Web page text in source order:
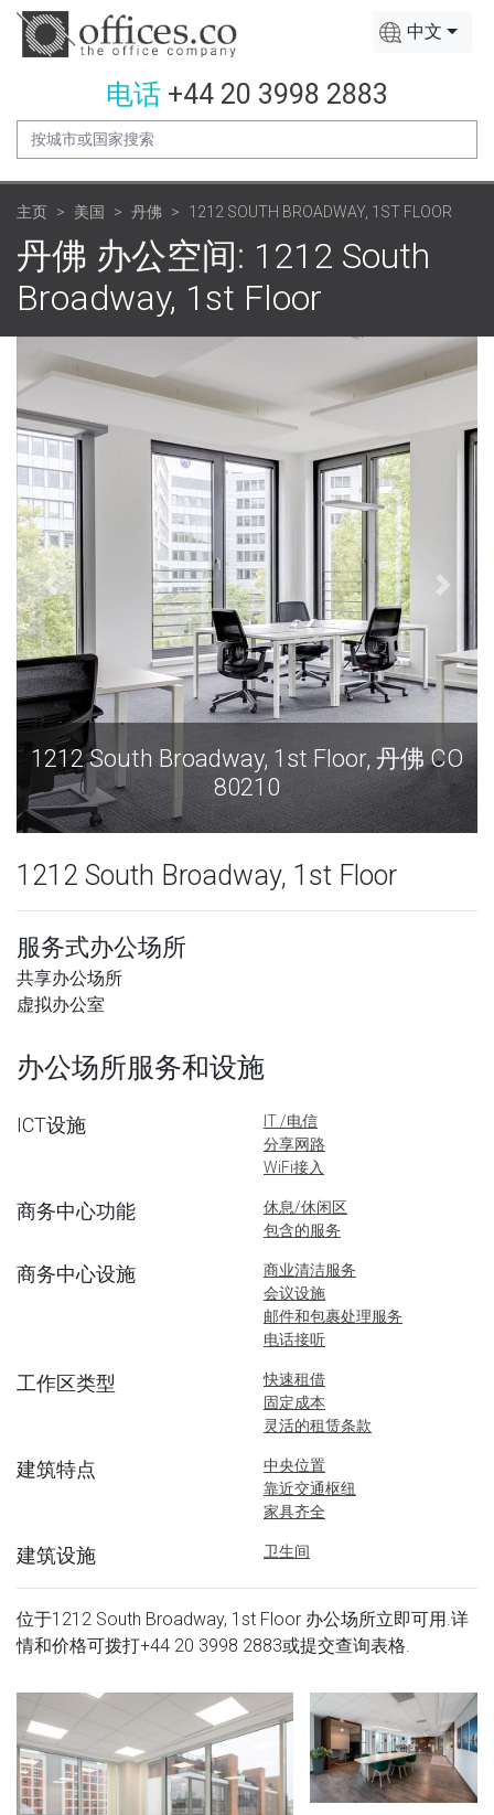
中文
电话 +44 20 3998 2883
主页 美国 丹佛 1212 SOUTH BROADWAY, 1ST FLOOR
丹佛 办公空间: 1212 South
Broadway, 1st Floor
1212 South Broadway, 1st Floor, 丹佛 CO
80210
1212 South Broadway, 1st Floor
服务式办公场所
共享办公场所
虚拟办公室
办公场所服务和设施
ICT设施
IT /电信
分享网路
WiFi接入
商务中心功能
休息/休闲区
包含的服务
商务中心设施
商业清洁服务
会议设施
邮件和包裹处理服务
电话接听
工作区类型
快速租借
固定成本
灵活的租赁条款
建筑特点
中央位置
靠近交通枢纽
家具齐全
建筑设施 卫生间
位于1212 South Broadway, 1st Floor 办公场所立即可用.详
情和价格可拨打+44 20 3998 2883或提交查询表格.